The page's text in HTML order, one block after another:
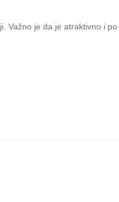
Važno je da je atraktivno i